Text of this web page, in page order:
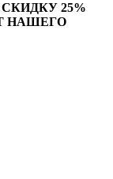
25%
НАШЕГО